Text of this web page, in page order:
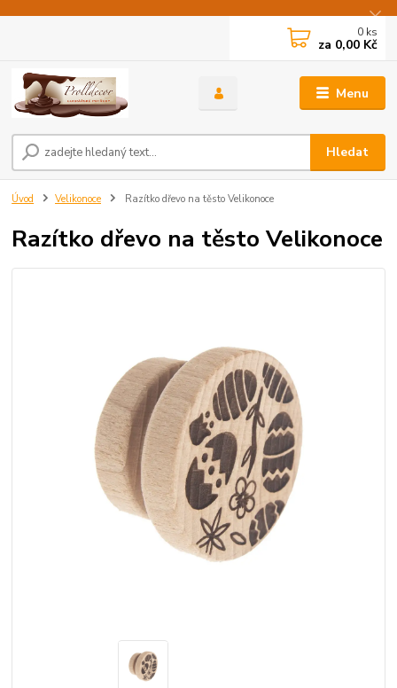
Menu
Hledat
0 ks
za 0,00 Kč
Úvod Velikonoce Razítko dřevo na těsto Velikonoce
Razítko dřevo na těsto Velikonoce